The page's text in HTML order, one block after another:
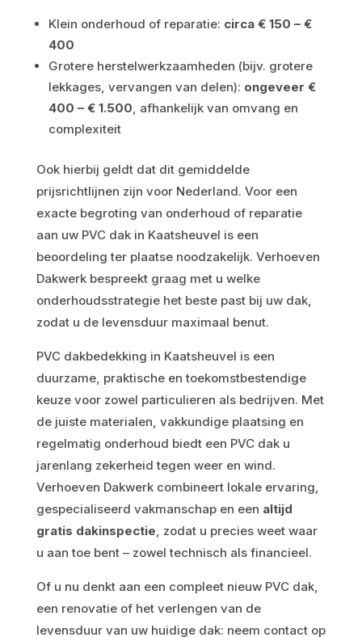
Klein onderhoud of reparatie: circa € 150 – €
400
Grotere herstelwerkzaamheden (bijv. grotere
lekkages, vervangen van delen): ongeveer €
400 – € 1.500, afhankelijk van omvang en
complexiteit
Ook hierbij geldt dat dit gemiddelde
prijsrichtlijnen zijn voor Nederland. Voor een
exacte begroting van onderhoud of reparatie
aan uw PVC dak in Kaatsheuvel is een
beoordeling ter plaatse noodzakelijk. Verhoeven
Dakwerk bespreekt graag met u welke
onderhoudsstrategie het beste past bij uw dak,
zodat u de levensduur maximaal benut.
PVC dakbedekking in Kaatsheuvel is een
duurzame, praktische en toekomstbestendige
keuze voor zowel particulieren als bedrijven. Met
de juiste materialen, vakkundige plaatsing en
regelmatig onderhoud biedt een PVC dak u
jarenlang zekerheid tegen weer en wind.
Verhoeven Dakwerk combineert lokale ervaring,
gespecialiseerd vakmanschap en een altijd
gratis dakinspectie, zodat u precies weet waar
u aan toe bent – zowel technisch als financieel.
Of u nu denkt aan een compleet nieuw PVC dak,
een renovatie of het verlengen van de
levensduur van uw huidige dak: neem contact op